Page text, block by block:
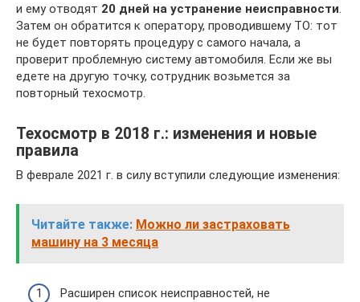
и ему отводят 20 дней на устранение неисправности.
Затем он обратится к оператору, проводившему ТО: тот
не будет повторять процедуру с самого начала, а
проверит проблемную систему автомобиля. Если же вы
едете на другую точку, сотрудник возьмется за
повторный техосмотр.
Техосмотр в 2018 г.: изменения и новые
правила
В феврале 2021 г. в силу вступили следующие изменения:
Читайте также: Можно ли застраховать
машину на 3 месяца
Расширен список неисправностей, не